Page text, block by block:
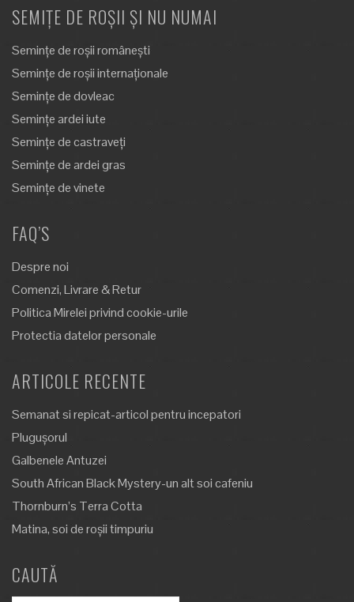
SEMIȚE DE ROȘII ȘI NU NUMAI
Semințe de roșii românești
Semințe de roșii internaționale
Semințe de dovleac
Semințe ardei iute
Semințe de castraveți
Semințe de ardei gras
Semințe de vinete
FAQ’S
Despre noi
Comenzi, Livrare & Retur
Politica Mirelei privind cookie-urile
Protectia datelor personale
ARTICOLE RECENTE
Semanat si repicat-articol pentru incepatori
Plugușorul
Galbenele Antuzei
South African Black Mystery-un alt soi cafeniu
Thornburn’s Terra Cotta
Matina, soi de roșii timpuriu
CAUTĂ